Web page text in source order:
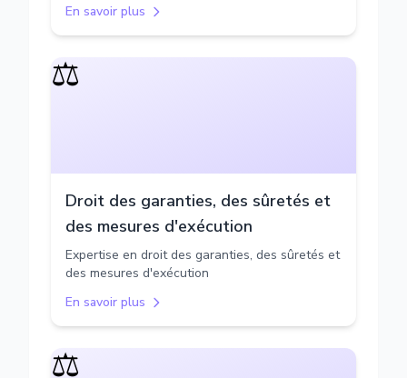
En savoir plus
⚖️
Droit des garanties, des sûretés et
des mesures d'exécution
Expertise en droit des garanties, des sûretés et
des mesures d'exécution
En savoir plus
⚖️